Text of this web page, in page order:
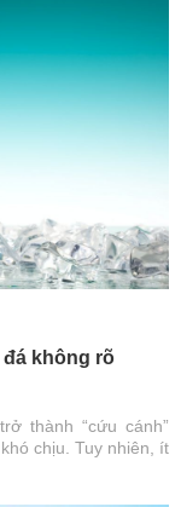
không rõ
thành “cứu cánh”
chịu. Tuy nhiên, ít